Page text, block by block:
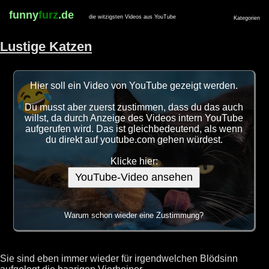
funnyfurz.de die witzigsten Videos aus YouTube Kategorien
Lustige Katzen
Hier soll ein Video von YouTube gezeigt werden.
Du musst aber zuerst zustimmen, dass du das auch
willst, da durch Anzeige des Videos intern YouTube
aufgerufen wird. Das ist gleichbedeutend, als wenn
du direkt auf youtube.com gehen würdest.
Klicke hier:
YouTube-Video ansehen
Warum schon wieder eine Zustimmung?
Sie sind eben immer wieder für irgendwelchen Blödsinn